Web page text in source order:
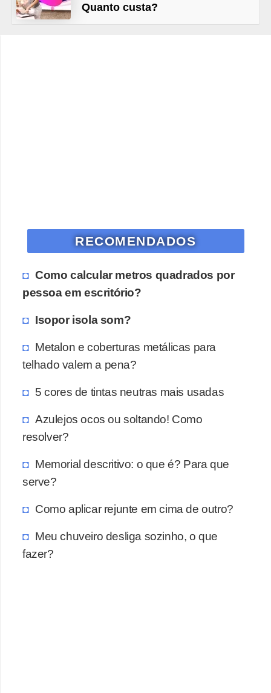
Quanto custa?
RECOMENDADOS
Como calcular metros quadrados por
pessoa em escritório?
Isopor isola som?
Metalon e coberturas metálicas para
telhado valem a pena?
5 cores de tintas neutras mais usadas
Azulejos ocos ou soltando! Como
resolver?
Memorial descritivo: o que é? Para que
serve?
Como aplicar rejunte em cima de outro?
Meu chuveiro desliga sozinho, o que
fazer?
D
p
a
s
u
a
a
s
a
M
e
i